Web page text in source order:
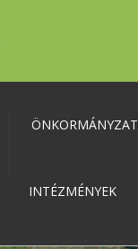
ÖNKORMÁNYZAT
INTÉZMÉNYEK